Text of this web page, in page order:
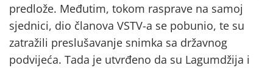
predlože. Međutim, tokom rasprave na samoj
sjednici, dio članova VSTV-a se pobunio, te su
zatražili preslušavanje snimka sa državnog
podvijeća. Tada je utvrđeno da su Lagumdžija i